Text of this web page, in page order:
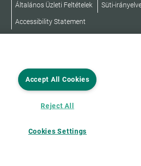
Általános Üzleti Feltételek Süti-
Accessibility Statement
Accept All Cookies
Reject All
Cookies Settings